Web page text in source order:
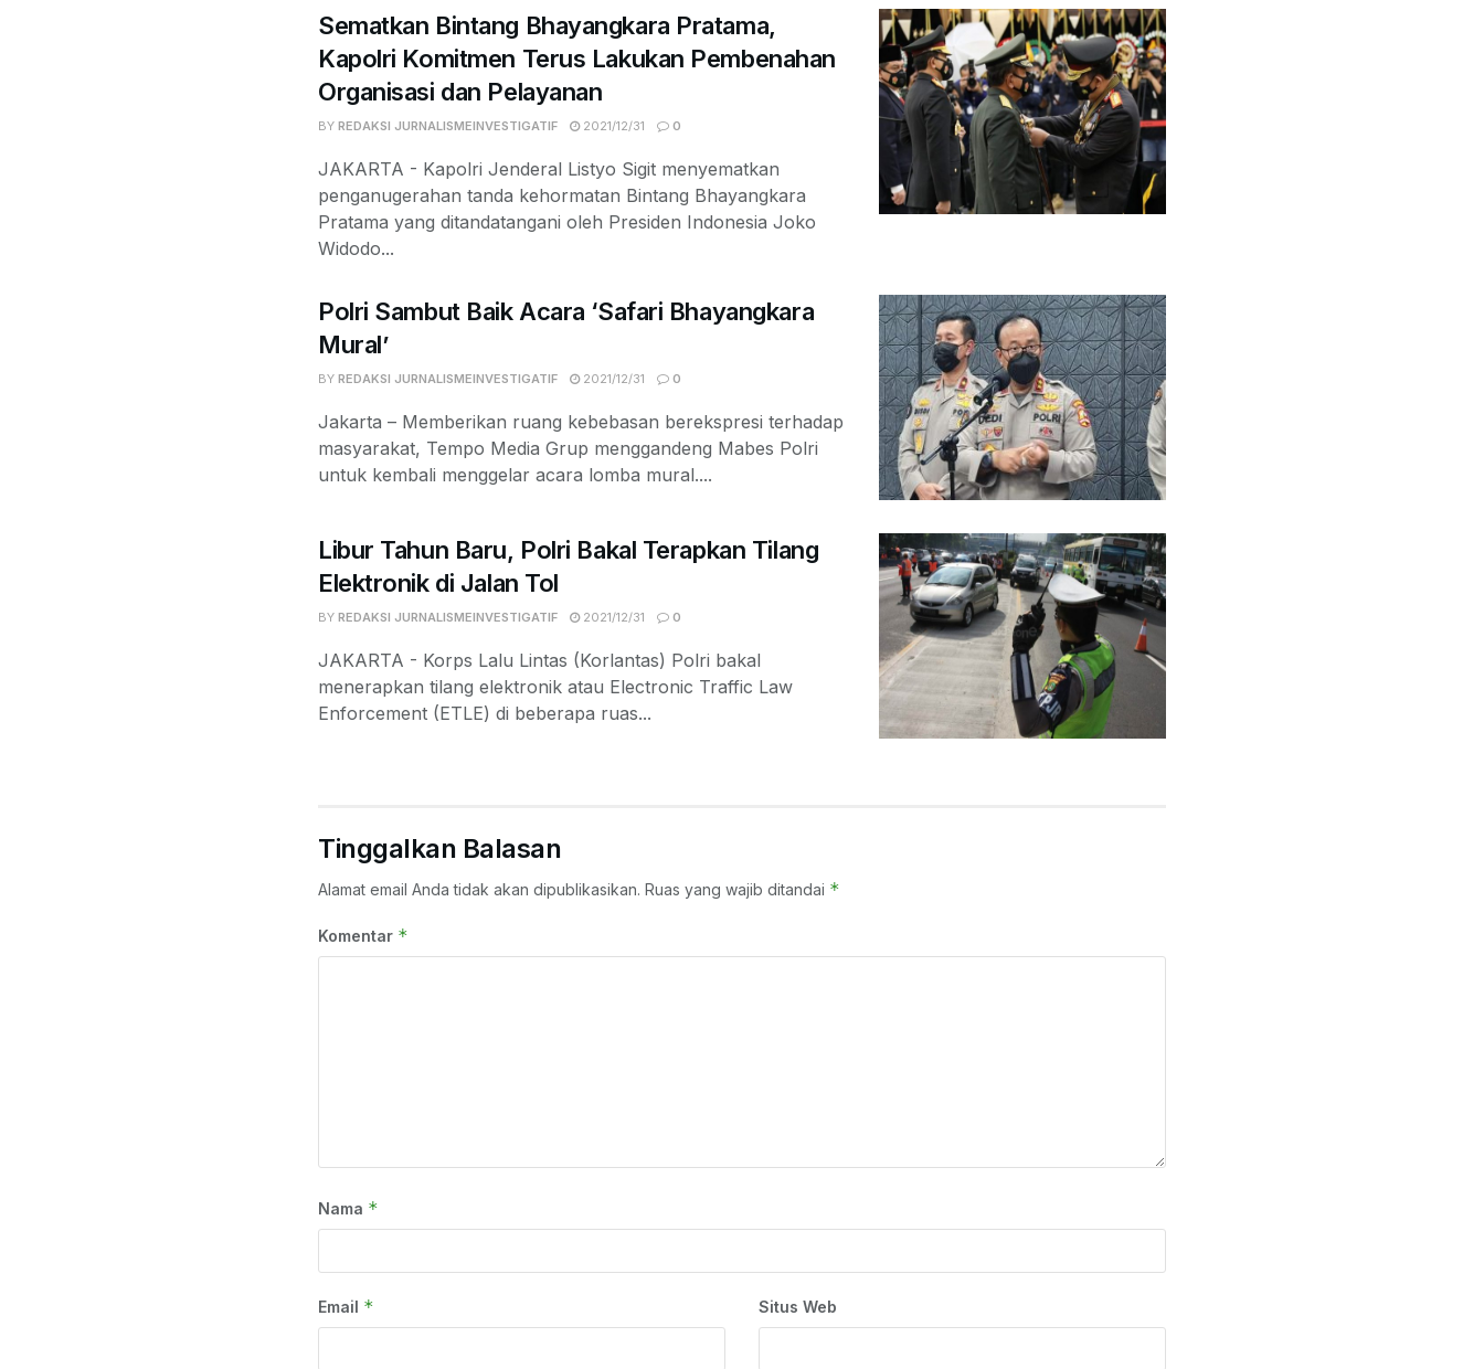
Sematkan Bintang Bhayangkara Pratama,
Kapolri Komitmen Terus Lakukan Pembenahan
Organisasi dan Pelayanan
BY REDAKSI JURNALISMEINVESTIGATIF 2021/12/31 0
JAKARTA - Kapolri Jenderal Listyo Sigit menyematkan
penganugerahan tanda kehormatan Bintang Bhayangkara
Pratama yang ditandatangani oleh Presiden Indonesia Joko
Widodo...
Polri Sambut Baik Acara ‘Safari Bhayangkara
Mural’
BY REDAKSI JURNALISMEINVESTIGATIF 2021/12/31 0
Jakarta – Memberikan ruang kebebasan berekspresi terhadap
masyarakat, Tempo Media Grup menggandeng Mabes Polri
untuk kembali menggelar acara lomba mural....
Libur Tahun Baru, Polri Bakal Terapkan Tilang
Elektronik di Jalan Tol
BY REDAKSI JURNALISMEINVESTIGATIF 2021/12/31 0
JAKARTA - Korps Lalu Lintas (Korlantas) Polri bakal
menerapkan tilang elektronik atau Electronic Traffic Law
Enforcement (ETLE) di beberapa ruas...
Tinggalkan Balasan
Alamat email Anda tidak akan dipublikasikan. Ruas yang wajib ditandai *
Komentar *
Nama *
Email * Situs Web